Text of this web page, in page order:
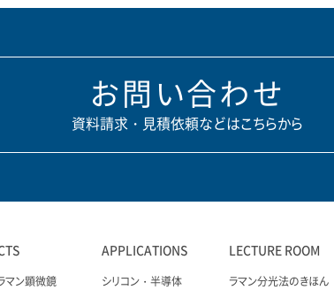
お問い合わせ
資料請求・見積依頼などはこちらから
マン顕微鏡
APPLICATIONS
シリコン・半導体
LECTURE ROOM
ラマン分光法のきほん